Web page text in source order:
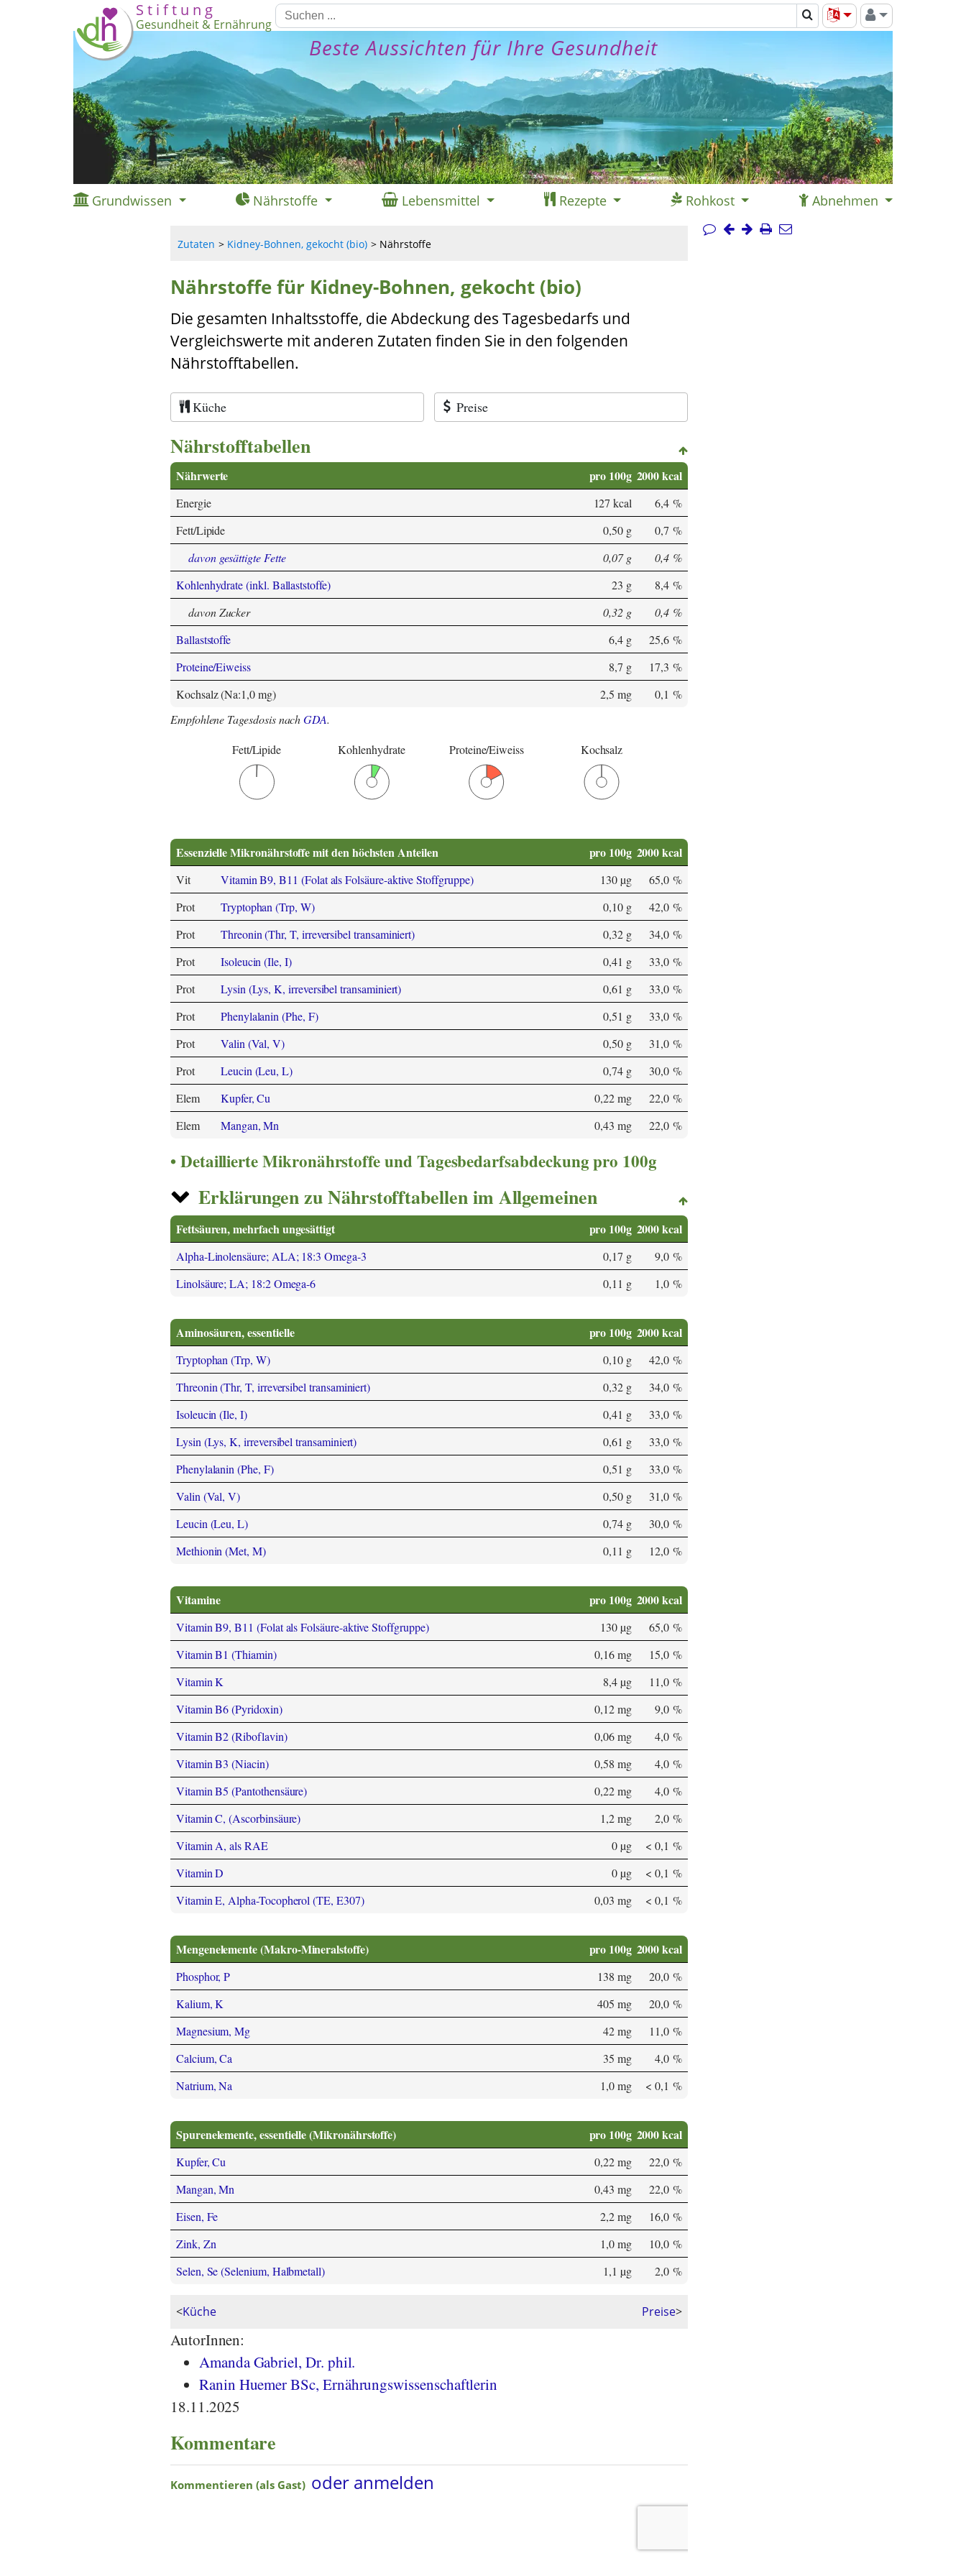
S t i f t u n g
Gesundheit & Ernährung
Beste Aussichten für Ihre Gesundheit
Grundwissen Nährstoffe Lebensmittel Rezepte Rohkost Abnehmen
Zutaten Kidney-Bohnen, gekocht (bio) Nährstoffe
Nährstoffe für Kidney-Bohnen, gekocht (bio)
Die gesamten Inhaltsstoffe, die Abdeckung des Tagesbedarfs und
Vergleichswerte mit anderen Zutaten finden Sie in den folgenden
Nährstofftabellen.
Küche Preise
Nährstofftabellen
Nährwerte pro 100g 2000 kcal
Energie 127 kcal
6,4 %
Fett/Lipide
0,50 g
0,7 %
davon gesättigte Fette
0,07 g
0,4 %
Kohlenhydrate (inkl. Ballaststoffe)
23 g
8,4 %
davon Zucker
0,32 g
0,4 %
Ballaststoffe
6,4 g
25,6 %
Proteine/Eiweiss
8,7 g
17,3 %
Kochsalz (Na:1,0 mg)
2,5 mg
0,1 %
Empfohlene Tagesdosis nachGDA.
Fett/Lipide
Kohlenhydrate Proteine/Eiweiss Kochsalz
Essenzielle Mikronährstoffe mit den höchsten Anteilen pro 100g 2000 kcal
Vit Vitamin B9, B11 (Folat als Folsäure-aktive Stoffgruppe) 130 µg
65,0 %
Prot
Tryptophan (Trp, W) 0,10 g
42,0 %
Prot
Threonin (Thr, T, irreversibel transaminiert) 0,32 g
34,0 %
Prot
Isoleucin (Ile, I) 0,41 g
33,0 %
Prot
Lysin (Lys, K, irreversibel transaminiert) 0,61 g
33,0 %
Prot
Phenylalanin (Phe, F) 0,51 g
33,0 %
Prot
Valin (Val, V) 0,50 g
31,0 %
Prot
Leucin (Leu, L) 0,74 g
30,0 %
Elem
Kupfer, Cu 0,22 mg
22,0 %
Elem
Mangan, Mn 0,43 mg 22,0 %
Detaillierte Mikronährstoffe und Tagesbedarfsabdeckung pro 100g
Erklärungen zu Nährstofftabellen im Allgemeinen
Fettsäuren, mehrfach ungesättigt pro 100g 2000 kcal
Alpha-Linolensäure; ALA; 18:3 Omega-3 0,17 g
9,0 %
Linolsäure; LA; 18:2 Omega-6
0,11 g 1,0 %
Aminosäuren, essentielle pro 100g 2000 kcal
Tryptophan (Trp, W) 0,10 g
42,0 %
Threonin (Thr, T, irreversibel transaminiert)
0,32 g
34,0 %
Isoleucin (Ile, I)
0,41 g
33,0 %
Lysin (Lys, K, irreversibel transaminiert)
0,61 g
33,0 %
Phenylalanin (Phe, F)
0,51 g
33,0 %
Valin (Val, V)
0,50 g
31,0 %
Leucin (Leu, L)
0,74 g
30,0 %
Methionin (Met, M)
0,11 g 12,0 %
Vitamine pro 100g 2000 kcal
Vitamin B9, B11 (Folat als Folsäure-aktive Stoffgruppe) 130 µg
65,0 %
Vitamin B1 (Thiamin)
0,16 mg
15,0 %
Vitamin K
8,4 µg
11,0 %
Vitamin B6 (Pyridoxin)
0,12 mg
9,0 %
Vitamin B2 (Riboflavin)
0,06 mg
4,0 %
Vitamin B3 (Niacin)
0,58 mg
4,0 %
Vitamin B5 (Pantothensäure)
0,22 mg
4,0 %
Vitamin C, (Ascorbinsäure)
1,2 mg
2,0 %
Vitamin A, als RAE
0 µg
< 0,1 %
Vitamin D
0 µg
< 0,1 %
Vitamin E, Alpha-Tocopherol (TE, E307)
0,03 mg < 0,1 %
Mengenelemente (Makro-Mineralstoffe) pro 100g 2000 kcal
Phosphor, P 138 mg
20,0 %
Kalium, K
405 mg
20,0 %
Magnesium, Mg
42 mg
11,0 %
Calcium, Ca
35 mg
4,0 %
Natrium, Na
1,0 mg < 0,1 %
Spurenelemente, essentielle (Mikronährstoffe) pro 100g 2000 kcal
Kupfer, Cu 0,22 mg
22,0 %
Mangan, Mn
0,43 mg
22,0 %
Eisen, Fe
2,2 mg
16,0 %
Zink, Zn
1,0 mg
10,0 %
Selen, Se (Selenium, Halbmetall)
1,1 µg 2,0 %
<Küche Preise>
AutorInnen:
Amanda Gabriel, Dr. phil.
Ranin Huemer BSc, Ernährungswissenschaftlerin
18.11.2025
Kommentare